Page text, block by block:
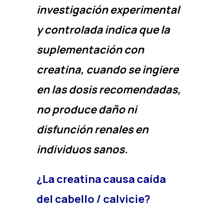
investigación experimental
y controlada indica que la
suplementación con
creatina, cuando se ingiere
en las dosis recomendadas,
no produce daño ni
disfunción renales en
individuos sanos.
¿La creatina causa caída
del cabello / calvicie?